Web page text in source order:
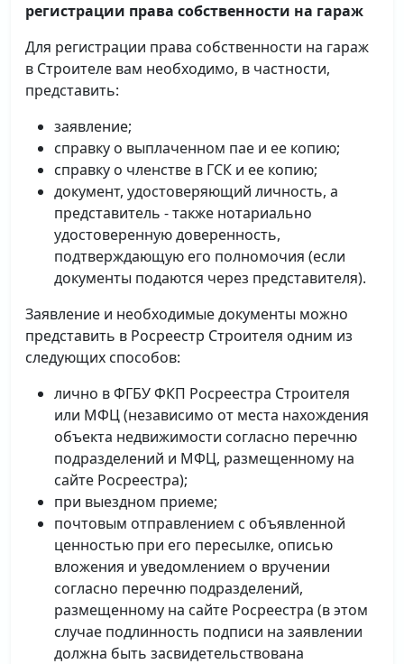
регистрации права собственности на гараж
Для регистрации права собственности на гараж
в Строителе вам необходимо, в частности,
представить:
заявление;
справку о выплаченном пае и ее копию;
справку о членстве в ГСК и ее копию;
документ, удостоверяющий личность, а
представитель - также нотариально
удостоверенную доверенность,
подтверждающую его полномочия (если
документы подаются через представителя).
Заявление и необходимые документы можно
представить в Росреестр Строителя одним из
следующих способов:
лично в ФГБУ ФКП Росреестра Строителя
или МФЦ (независимо от места нахождения
объекта недвижимости согласно перечню
подразделений и МФЦ, размещенному на
сайте Росреестра);
при выездном приеме;
почтовым отправлением с объявленной
ценностью при его пересылке, описью
вложения и уведомлением о вручении
согласно перечню подразделений,
размещенному на сайте Росреестра (в этом
случае подлинность подписи на заявлении
должна быть засвидетельствована